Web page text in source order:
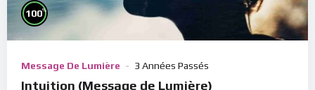
100%
Message De Lumière 3 Années Passés
Intuition (Message de Lumière)